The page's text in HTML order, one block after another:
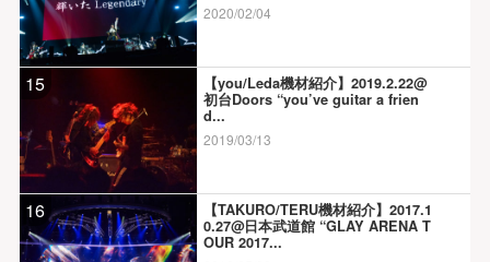
2020/02/04
15
【you/Leda機材紹介】2019.2.22@
初台Doors “you’ve guitar a frien
d...
2019/03/13
16
【TAKURO/TERU機材紹介】2017.1
0.27@日本武道館 “GLAY ARENA T
OUR 2017...